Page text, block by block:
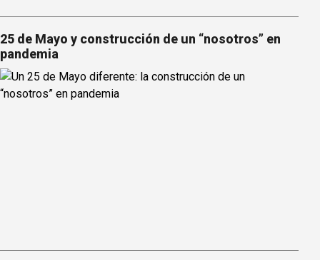
25 de Mayo y construcción de un “nosotros” en
pandemia